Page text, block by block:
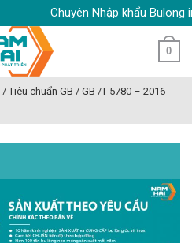
Chuyên Nhập khẩu Bulong
0
/Tiêu chuẩn GB / GB /T 5780 – 2016